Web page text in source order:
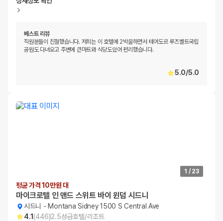
베스트 리뷰
직원분들이 친절했습니다. 저희는 이 호텔에 2박을하면서 테어도르 루즈벨트국립
공원도 다녀오고 주변에 큰마트와 식당도있어 편리했습니다.
5.0/5.0
1 / 23
평균 가격 10만원 대
마이크로텔 인 앤드 스위트 바이 윈덤 시드니
시드니 - Montana Sidney 1500 S Central Ave
4.1 (446)2.5성급호텔/리조트